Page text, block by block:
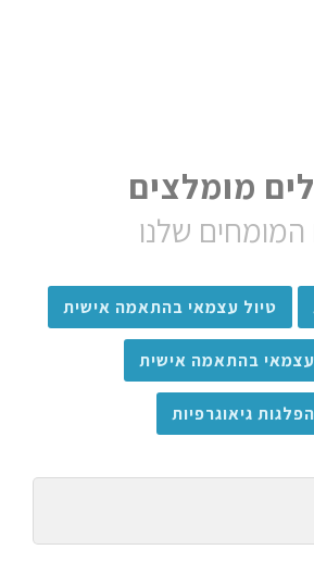
מומלצים
שלנו
טיול עצמאי בהתאמה אישית
עצמאי בהתאמה אישית
הפלגות גיאוגרפיות